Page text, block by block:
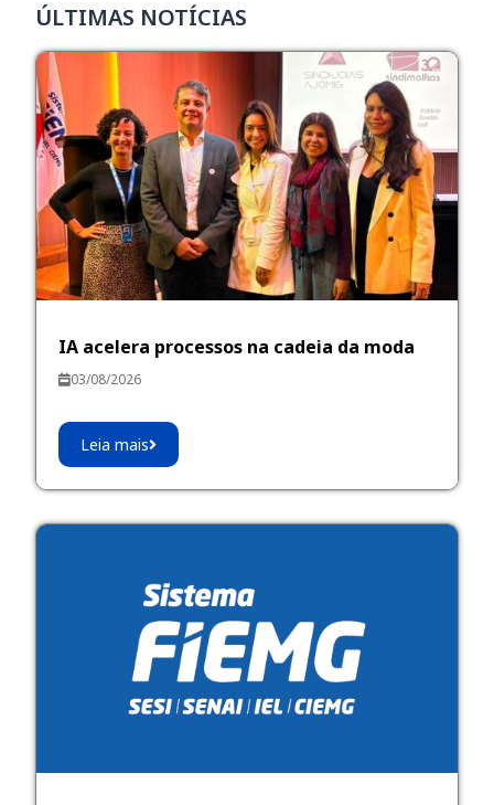
ÚLTIMAS NOTÍCIAS
IA acelera processos na cadeia da moda
03/08/2026
Leia mais